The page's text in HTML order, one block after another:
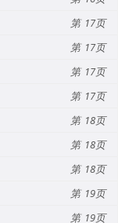
17
17
17
17
18
18
18
19
19